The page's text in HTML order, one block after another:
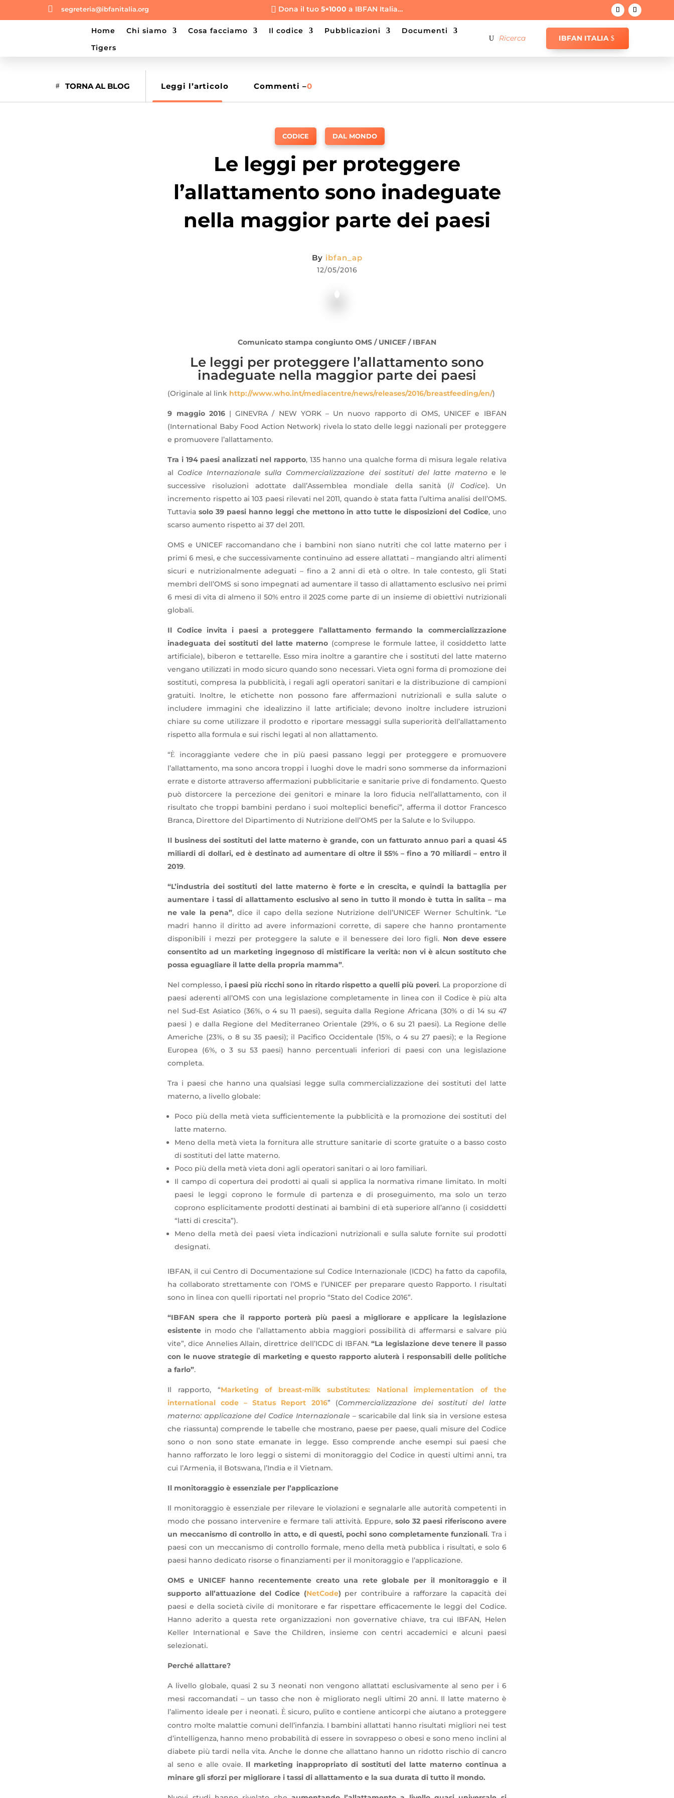
 segreteria@ibfanitalia.org  Dona il tuo5×1000a IBFAN Italia…
home chi siamo cosa facciamo il codice pubblicazioni
documenti
tigers
IBFAN ITALIA
TORNA AL BLOG Leggi l’articolo Commenti –0
CODICE DAL MONDO
Le leggi per proteggere
l’allattamento sono inadeguate
nella maggior parte dei paesi
By ibfan_ap
12/05/2016
Comunicato stampa congiunto OMS / UNICEF / IBFAN
Le leggi per proteggere l’allattamento sono
inadeguate nella maggior parte dei paesi
(Originale al link http://www.who.int/mediacentre/news/releases/2016/breastfeeding/en/)
9 maggio 2016| GINEVRA / NEW YORK – Un nuovo rapporto di OMS, UNICEF e IBFAN
(International Baby Food Action Network) rivela lo stato delle leggi nazionali per proteggere
e promuovere l’allattamento.
Tra i 194 paesi analizzati nel rapporto, 135 hanno una qualche forma di misura legale relativa
al Codice Internazionale sulla Commercializzazione dei sostituti del latte maternoe le
successive risoluzioni adottate dall’Assemblea mondiale della sanità (il Codice). Un
incremento rispetto ai 103 paesi rilevati nel 2011, quando è stata fatta l’ultima analisi dell’OMS.
Tuttaviasolo 39 paesi hanno leggi che mettono in atto tutte le disposizioni del Codice, uno
scarso aumento rispetto ai 37 del 2011.
OMS e UNICEF raccomandano che i bambini non siano nutriti che col latte materno per i
primi 6 mesi, e che successivamente continuino ad essere allattati – mangiando altri alimenti
sicuri e nutrizionalmente adeguati – fino a 2 anni di età o oltre. In tale contesto, gli Stati
membri dell’OMS si sono impegnati ad aumentare il tasso di allattamento esclusivo nei primi
6 mesi di vita di almeno il 50% entro il 2025 come parte di un insieme di obiettivi nutrizionali
globali.
Il Codice invita i paesi a proteggere l’allattamento fermando la commercializzazione
inadeguata dei sostituti del latte materno (comprese le formule lattee, il cosiddetto latte
artificiale), biberon e tettarelle. Esso mira inoltre a garantire che i sostituti del latte materno
vengano utilizzati in modo sicuro quando sono necessari. Vieta ogni forma di promozione dei
sostituti, compresa la pubblicità, i regali agli operatori sanitari e la distribuzione di campioni
gratuiti. Inoltre, le etichette non possono fare affermazioni nutrizionali e sulla salute o
includere immagini che idealizzino il latte artificiale; devono inoltre includere istruzioni
chiare su come utilizzare il prodotto e riportare messaggi sulla superiorità dell’allattamento
rispetto alla formula e sui rischi legati al non allattamento.
“È
incoraggiante vedere che in più paesi passano leggi per proteggere e promuovere
l’allattamento, ma sono ancora troppi i luoghi dove le madri sono sommerse da informazioni
errate e distorte attraverso affermazioni pubblicitarie e sanitarie prive di fondamento. Questo
può distorcere la percezione dei genitori e minare la loro fiducia nell’allattamento, con il
risultato che troppi bambini perdano i suoi molteplici benefici”, afferma il dottor Francesco
Branca, Direttore del Dipartimento di Nutrizione dell’OMS per la Salute e lo Sviluppo.
Il business dei sostituti del latte materno è grande, con un fatturato annuo pari a quasi 45
miliardi di dollari, ed è destinato ad aumentare di oltre il 55% – fino a 70 miliardi – entro il
2019.
“L’industria dei sostituti del latte materno è forte e in crescita, e quindi la battaglia per
aumentare i tassi di allattamento esclusivo al seno in tutto il mondo è tutta in salita – ma
ne vale la pena”, dice il capo della sezione Nutrizione dell’UNICEF Werner Schultink. “Le
madri hanno il diritto ad avere informazioni corrette, di sapere che hanno prontamente
disponibili i mezzi per proteggere la salute e il benessere dei loro figli. Non deve essere
consentito ad un marketing ingegnoso di mistificare la verità: non vi è alcun sostituto che
possa eguagliare il latte della propria mamma”.
Nel complesso, i paesi più ricchi sono in ritardo rispetto a quelli più poveri. La proporzione di
paesi aderenti all’OMS con una legislazione completamente in linea con il Codice è più alta
nel Sud-Est Asiatico (36%, o 4 su 11 paesi), seguita dalla Regione Africana (30% o di 14 su 47
paesi ) e dalla Regione del Mediterraneo Orientale (29%, o 6 su 21 paesi). La Regione delle
Americhe (23%, o 8 su 35 paesi); il Pacifico Occidentale (15%, o 4 su 27 paesi); e la Regione
Europea (6%, o 3 su 53 paesi) hanno percentuali inferiori di paesi con una legislazione
completa.
Tra i paesi che hanno una qualsiasi legge sulla commercializzazione dei sostituti del latte
materno, a livello globale:
Poco più della metà vieta sufficientemente la pubblicità e la promozione dei sostituti del
latte materno.
Meno della metà vieta la fornitura alle strutture sanitarie di scorte gratuite o a basso costo
di sostituti del latte materno.
Poco più della metà vieta doni agli operatori sanitari o ai loro familiari.
Il campo di copertura dei prodotti ai quali si applica la normativa rimane limitato. In molti
paesi le leggi coprono le formule di partenza e di proseguimento, ma solo un terzo
coprono esplicitamente prodotti destinati ai bambini di età superiore all’anno (i cosiddetti
“latti di crescita”).
Meno della metà dei paesi vieta indicazioni nutrizionali e sulla salute fornite sui prodotti
designati.
IBFAN, il cui Centro di Documentazione sul Codice Internazionale (ICDC) ha fatto da capofila,
ha collaborato strettamente con l’OMS e l’UNICEF per preparare questo Rapporto. I risultati
sono in linea con quelli riportati nel proprio “Stato del Codice 2016”.
“IBFAN spera che il rapporto porterà più paesi a migliorare e applicare la legislazione
esistente in modo che l’allattamento abbia maggiori possibilità di affermarsi e salvare più
vite”, dice Annelies Allain, direttrice dell’ICDC di IBFAN.“La legislazione deve tenere il passo
con le nuove strategie di marketing e questo rapporto aiuterà i responsabili delle politiche
a farlo”.
Il rapporto, “Marketing of breast-milk substitutes: National implementation of the
international code – Status Report 2016” (Commercializzazione dei sostituti del latte
materno: applicazione del Codice Internazionale – scaricabile dal link sia in versione estesa
che riassunta) comprende le tabelle che mostrano, paese per paese, quali misure del Codice
sono o non sono state emanate in legge. Esso comprende anche esempi sui paesi che
hanno rafforzato le loro leggi o sistemi di monitoraggio del Codice in questi ultimi anni, tra
cui l’Armenia, il Botswana, l’India e il Vietnam.
Il monitoraggio è essenziale per l’applicazione
Il monitoraggio è essenziale per rilevare le violazioni e segnalarle alle autorità competenti in
modo che possano intervenire e fermare tali attività. Eppure, solo 32 paesi riferiscono avere
un meccanismo di controllo in atto, e di questi, pochi sono completamente funzionali. Tra i
paesi con un meccanismo di controllo formale, meno della metà pubblica i risultati, e solo 6
paesi hanno dedicato risorse o finanziamenti per il monitoraggio e l’applicazione.
OMS e UNICEF hanno recentemente creato una rete globale per il monitoraggio e il
supporto all’attuazione del Codice (NetCode) per contribuire a rafforzare la capacità dei
paesi e della società civile di monitorare e far rispettare efficacemente le leggi del Codice.
Hanno aderito a questa rete organizzazioni non governative chiave, tra cui IBFAN, Helen
Keller International e Save the Children, insieme con centri accademici e alcuni paesi
selezionati.
Perché allattare?
A livello globale, quasi 2 su 3 neonati non vengono allattati esclusivamente al seno per i 6
mesi raccomandati – un tasso che non è migliorato negli ultimi 20 anni. Il latte materno è
l’alimento ideale per i neonati. È sicuro, pulito e contiene anticorpi che aiutano a proteggere
contro molte malattie comuni dell’infanzia. I bambini allattati hanno risultati migliori nei test
d’intelligenza, hanno meno probabilità di essere in sovrappeso o obesi e sono meno inclini al
diabete più tardi nella vita. Anche le donne che allattano hanno un ridotto rischio di cancro
al seno e alle ovaie.Il marketing inappropriato di sostituti del latte materno continua a
minare gli sforzi per migliorare i tassi di allattamento e la sua durata di tutto il mondo.